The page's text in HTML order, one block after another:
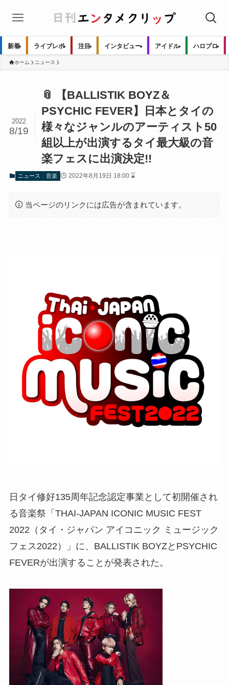
新着 ライブレポ 注目 インタビュー アイドル ハロプロ
ホーム ニュース
📎 【BALLISTIK BOYZ＆
PSYCHIC FEVER】日本とタイの
様々なジャンルのアーティスト50
組以上が出演するタイ最大級の音
楽フェスに出演決定!!
2022
8/19
ニュース 音楽 2022年8月19日 18:00 ⌛
当ページのリンクには広告が含まれています。
日タイ修好135周年記念認定事業として初開催され
る音楽祭「THAI-JAPAN ICONIC MUSIC FEST
2022（タイ・ジャパン アイコニック ミュージック
フェス2022）」に、BALLISTIK BOYZとPSYCHIC
FEVERが出演することが発表された。